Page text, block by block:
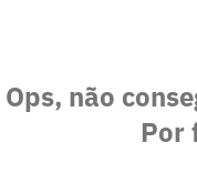
Ops, não
Por